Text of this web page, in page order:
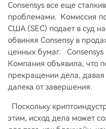
Consensys все еще
проблемами. Комиссия
США (SEC) подает в суд
обвиняя Consensy в
ценных бумаг. Consensys
Компания объявила, что
прекращении дела, давая
далека от завершения.
Поскольку
этим, исход дела может